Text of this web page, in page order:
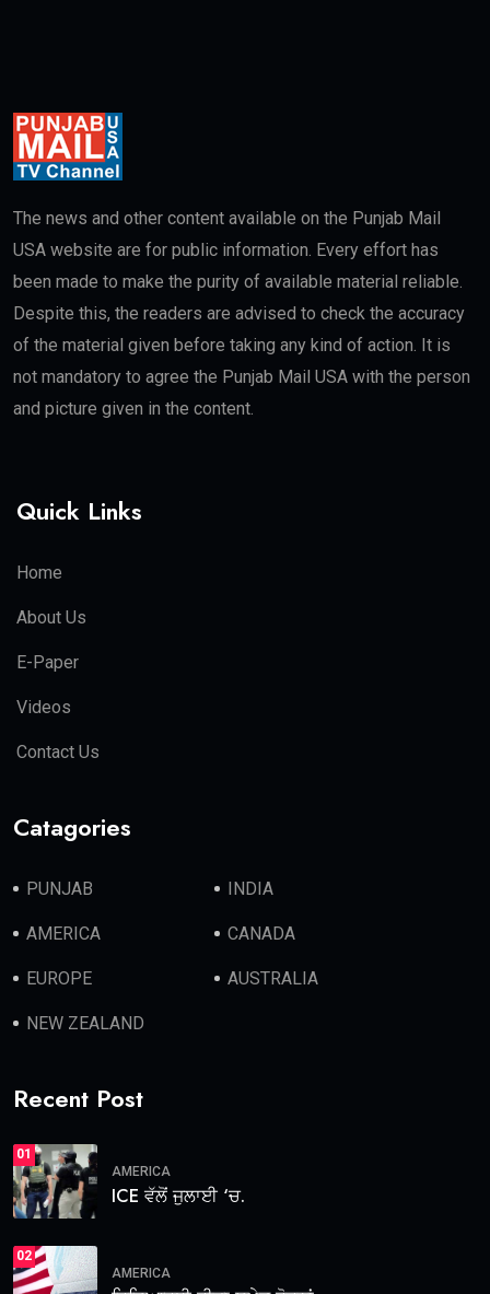
The news and other content available on the Punjab Mail
USA website are for public information. Every effort has
been made to make the purity of available material reliable.
Despite this, the readers are advised to check the accuracy
of the material given before taking any kind of action. It is
not mandatory to agree the Punjab Mail USA with the person
and picture given in the content.
Quick Links
Home
About Us
E-Paper
Videos
Contact Us
Catagories
PUNJAB INDIA
AMERICA CANADA
EUROPE AUSTRALIA
NEW ZEALAND
Recent Post
01
AMERICA
ICE ਵੱਲੋਂ ਜੁਲਾਈ ‘ਚ.
02
AMERICA